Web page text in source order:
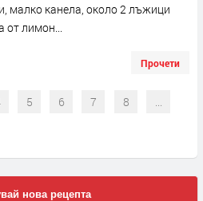
малко канела, около 2 лъжици
от лимон...
Прочети
5 6 7 8 ...
нова рецепта